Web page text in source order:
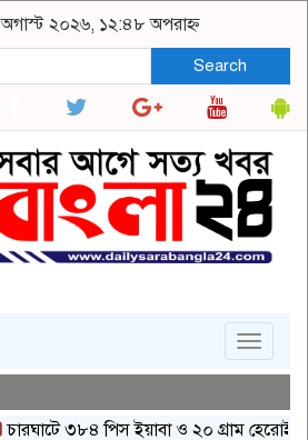
২০২৬, ১২:৪৮ অপরাহ্ন
Search
Toggle
৩৮৪ পিস ইয়াবা ও ২০ গ্রাম হেরোইনসহ